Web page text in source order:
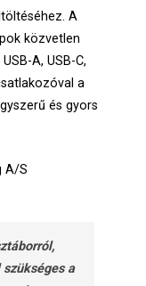
A
közvetlen
A, USB-C,
a
és gyors
A/S
a